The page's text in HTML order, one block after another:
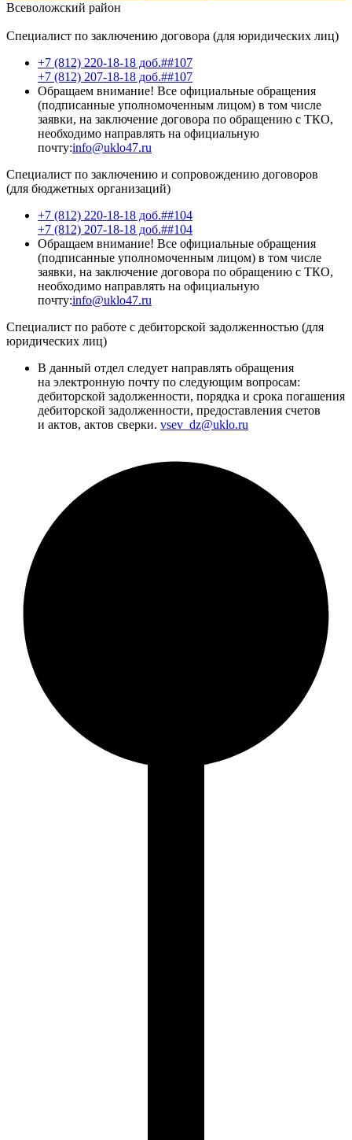
Всеволожский район
Специалист по заключению договора (для юридических лиц)
+7 (812) 220-18-18 доб.##107
+7 (812) 207-18-18 доб.##107
Обращаем внимание! Все официальные обращения
(подписанные уполномоченным лицом) в том числе
заявки, на заключение договора по обращению с ТКО,
необходимо направлять на официальную
почту:info@uklo47.ru
Специалист по заключению и сопровождению договоров
(для бюджетных организаций)
+7 (812) 220-18-18 доб.##104
+7 (812) 207-18-18 доб.##104
Обращаем внимание! Все официальные обращения
(подписанные уполномоченным лицом) в том числе
заявки, на заключение договора по обращению с ТКО,
необходимо направлять на официальную
почту:info@uklo47.ru
Специалист по работе с дебиторской задолженностью (для
юридических лиц)
В данный отдел следует направлять обращения
на электронную почту по следующим вопросам:
дебиторской задолженности, порядка и срока погашения
дебиторской задолженности, предоставления счетов
и актов, актов сверки. vsev_dz@uklo.ru